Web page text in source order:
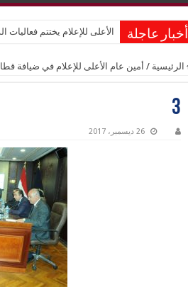
أخبار عاجلة الأعلى للإعلام يختتم فعاليات
الرئيسية / أمين عام الأعلى للإعلام في ضيافة
3
26 ديسمبر، 2017